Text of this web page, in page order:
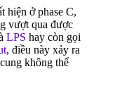
hiện ở phase C,
vượt qua được
LPS hay còn gọi
, điều này xảy ra
không thể